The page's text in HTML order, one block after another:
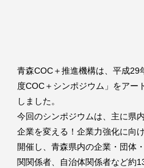
青森COC＋推進機構は、平成
度COC＋シンポジウム」をアー
しました。
今回のシンポジウムは、主に県
企業を変える！企業力強化に向
開催し、青森県内の企業・団体
関関係者、自治体関係者など約